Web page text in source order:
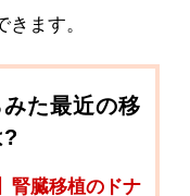
ます。
た最近の移
腎臓移植のドナ